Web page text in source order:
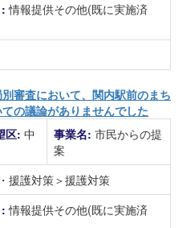
:情報提供その他(既に実施済
審査において、関内駅前のまち
の議論がありませんでした
区: 中
事業名: 市民からの提
案
援護対策＞援護対策
:情報提供その他(既に実施済